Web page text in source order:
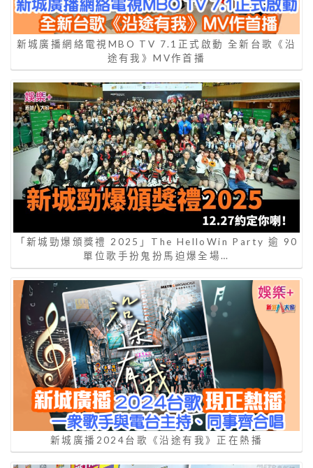
新城廣播網絡電視MBO TV 7.1正式啟動 全新台歌《沿
途有我》MV作首播
「新城勁爆頒獎禮 2025」The HelloWin Party 逾 90
單位歌手扮鬼扮馬迫爆全場…
新城廣播2024台歌《沿途有我》正在熱播